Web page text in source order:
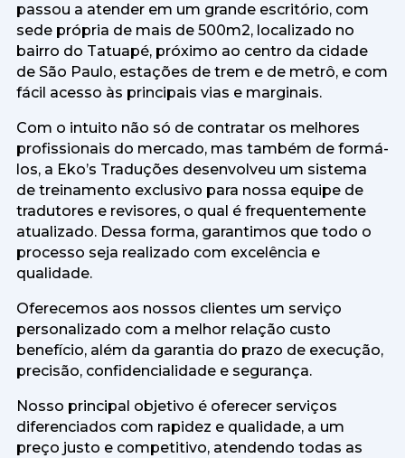
passou a atender em um grande escritório, com
sede própria de mais de 500m2, localizado no
bairro do Tatuapé, próximo ao centro da cidade
de São Paulo, estações de trem e de metrô, e com
fácil acesso às principais vias e marginais.
Com o intuito não só de contratar os melhores
profissionais do mercado, mas também de formá-
los, a Eko’s Traduções desenvolveu um sistema
de treinamento exclusivo para nossa equipe de
tradutores e revisores, o qual é frequentemente
atualizado. Dessa forma, garantimos que todo o
processo seja realizado com excelência e
qualidade.
Oferecemos aos nossos clientes um serviço
personalizado com a melhor relação custo
benefício, além da garantia do prazo de execução,
precisão, confidencialidade e segurança.
Nosso principal objetivo é oferecer serviços
diferenciados com rapidez e qualidade, a um
preço justo e competitivo, atendendo todas as